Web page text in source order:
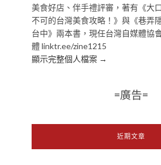
美食好店、伴手禮評審，著有《大
不可的台灣美食攻略！》與《巷弄
台中》兩本書，現任台灣自媒體協
體 linktr.ee/zine1215
顯示完整個人檔案 →
=廣告=
近期文章